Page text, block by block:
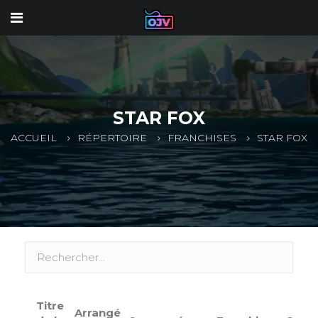
STAR FOX
ACCUEIL RÉPERTOIRE FRANCHISES STAR FOX
Titre
Arrangé